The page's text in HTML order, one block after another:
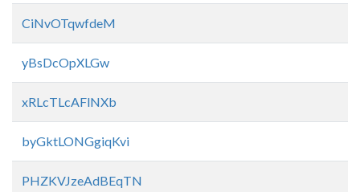
CiNvOTqwfdeM
yBsDcOpXLGw
xRLcTLcAFlNXb
byGktLONGgiqKvi
PHZKVJzeAdBEqTN